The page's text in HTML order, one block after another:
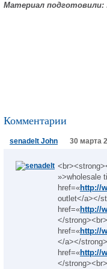
Материал подготовили:
Комментарии
senadelt John 30 марта
»>wholesale
href=«http://
outlet</a></
href=«http://
</
href=«http://
</a></
href=«http://
</